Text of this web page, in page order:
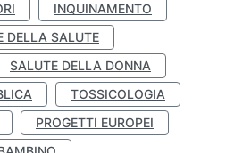
INQUINAMENTO
DELLA SALUTE
SALUTE DELLA DONNA
TOSSICOLOGIA
PROGETTI EUROPEI